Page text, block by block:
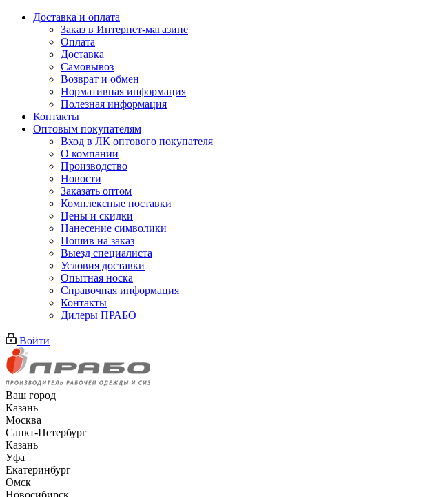
Доставка и оплата
Заказ в Интернет-магазине
Оплата
Доставка
Самовывоз
Возврат и обмен
Нормативная информация
Полезная информация
Контакты
Оптовым покупателям
Вход в ЛК оптового покупателя
О компании
Производство
Новости
Заказать оптом
Комплексные поставки
Цены и скидки
Нанесение символики
Пошив на заказ
Выезд специалиста
Условия доставки
Опытная носка
Справочная информация
Контакты
Дилеры ПРАБО
Войти
Ваш город
Казань
Москва
Санкт-Петербург
Казань
Уфа
Екатеринбург
Омск
Новосибирск